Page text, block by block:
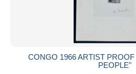
CONGO 1966 ARTIST
PEOPLE"